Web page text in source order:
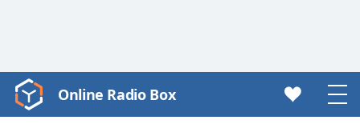
Video
Player
Online Radio Box